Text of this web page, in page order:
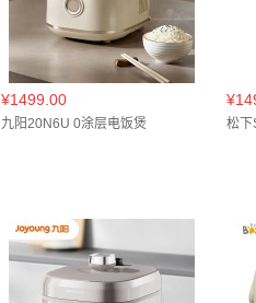
¥1499.00
九阳20N6U 0涂层电饭煲 松下